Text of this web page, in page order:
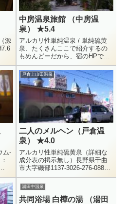
源
/
中房温泉旅館 （中房温
泉） ★5.4
アルカリ性単純温泉 / 単純硫黄
泉、たくさんここで紹介するの
もめんどーだから、宿のHPでも
確認してくらはい長野県安曇野
市穂高有明72260263-77-1488風
呂の種類：沢山あり...
ム-
/
戸倉上山田温泉
二人のメルヘン（戸倉温
泉） ★4.0
アルカリ性単純硫黄泉（詳細な
成分表の掲示無し）長野県千曲
市大字磯部1137-3026-276-0885
個室貸切風呂休憩 ： 4930円～ /
宿泊 ： 9030～営業時間 随時戸
倉...
湯田中温泉
共同浴場 白樺の湯 （湯田